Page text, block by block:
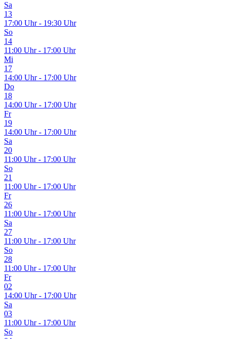
Sa
13
17:00 Uhr - 19:30 Uhr
So
14
11:00 Uhr - 17:00 Uhr
Mi
17
14:00 Uhr - 17:00 Uhr
Do
18
14:00 Uhr - 17:00 Uhr
Fr
19
14:00 Uhr - 17:00 Uhr
Sa
20
11:00 Uhr - 17:00 Uhr
So
21
11:00 Uhr - 17:00 Uhr
Fr
26
11:00 Uhr - 17:00 Uhr
Sa
27
11:00 Uhr - 17:00 Uhr
So
28
11:00 Uhr - 17:00 Uhr
Fr
02
14:00 Uhr - 17:00 Uhr
Sa
03
11:00 Uhr - 17:00 Uhr
So